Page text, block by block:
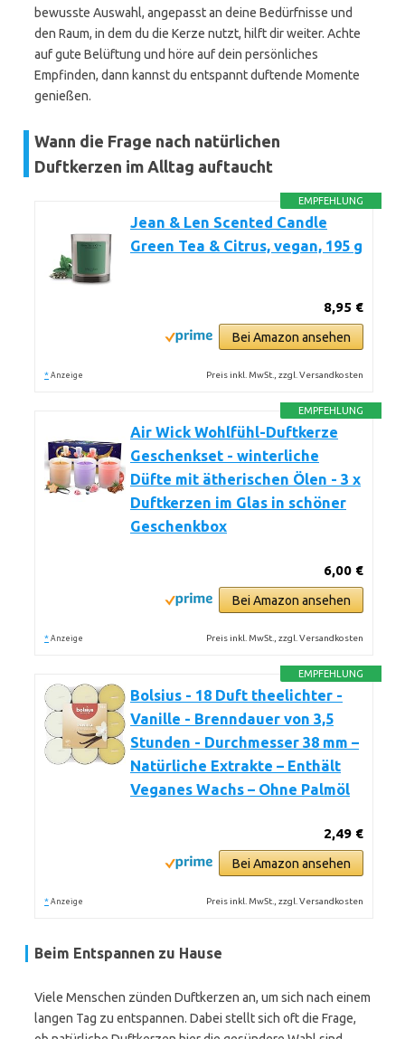
bewusste Auswahl, angepasst an deine Bedürfnisse und
den Raum, in dem du die Kerze nutzt, hilft dir weiter. Achte
auf gute Belüftung und höre auf dein persönliches
Empfinden, dann kannst du entspannt duftende Momente
genießen.
Wann die Frage nach natürlichen
Duftkerzen im Alltag auftaucht
EMPFEHLUNG
Jean & Len Scented Candle
Green Tea & Citrus, vegan, 195 g
8,95 €
Bei Amazon ansehen
* Anzeige Preis inkl. MwSt., zzgl. Versandkosten
EMPFEHLUNG
Air Wick Wohlfühl-Duftkerze
Geschenkset - winterliche
Düfte mit ätherischen Ölen - 3 x
Duftkerzen im Glas in schöner
Geschenkbox
6,00 €
Bei Amazon ansehen
* Anzeige Preis inkl. MwSt., zzgl. Versandkosten
EMPFEHLUNG
Bolsius - 18 Duft theelichter -
Vanille - Brenndauer von 3,5
Stunden - Durchmesser 38 mm –
Natürliche Extrakte – Enthält
Veganes Wachs – Ohne Palmöl
2,49 €
Bei Amazon ansehen
* Anzeige Preis inkl. MwSt., zzgl. Versandkosten
Beim Entspannen zu Hause
Viele Menschen zünden Duftkerzen an, um sich nach einem
langen Tag zu entspannen. Dabei stellt sich oft die Frage,